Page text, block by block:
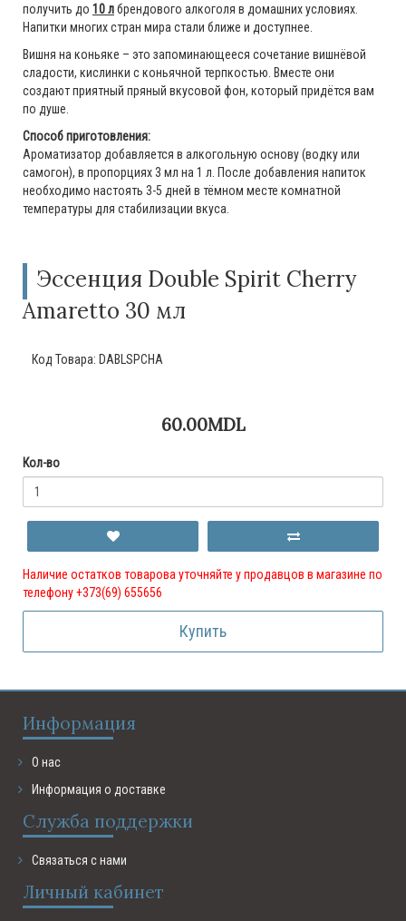
получить до 10 лбрендового алкоголя в домашних условиях.
Напитки многих стран мира стали ближе и доступнее.
Вишня на коньяке – это запоминающееся сочетание вишнёвой
сладости, кислинки с коньячной терпкостью. Вместе они
создают приятный пряный вкусовой фон, который придётся вам
по душе.
Способ приготовления:
Ароматизатор добавляется в алкогольную основу (водку или
самогон), в пропорциях 3 мл на 1 л. После добавления напиток
необходимо настоять 3-5 дней в тёмном месте комнатной
температуры для стабилизации вкуса.
Эссенция Double Spirit Cherry
Amaretto 30 мл
Код Товара: DABLSPCHA
60.00MDL
Кол-во
Наличие остатков товарова уточняйте у продавцов в магазине по
телефону +373(69) 655656
Купить
Информация
О нас
Информация о доставке
Служба поддержки
Связаться с нами
Личный кабинет